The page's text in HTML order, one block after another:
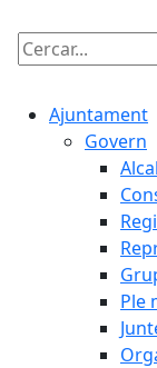
Cercar:
Ajuntament
Govern
Ple